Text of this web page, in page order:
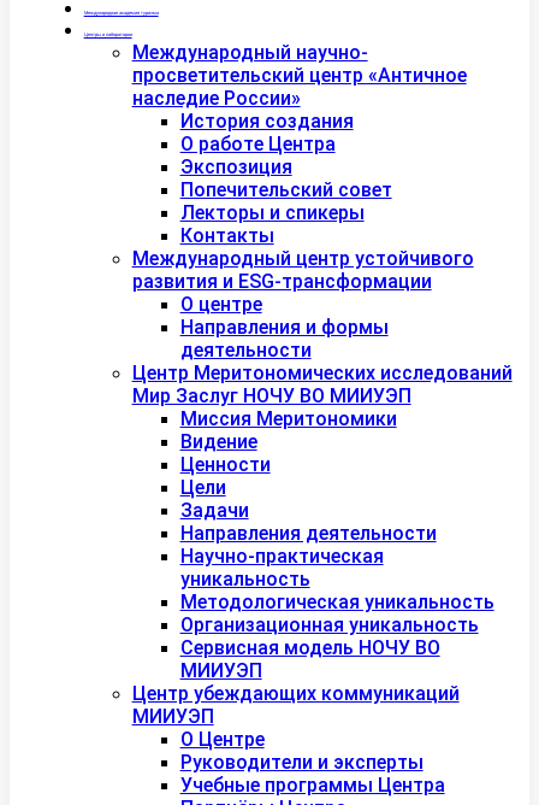
Международная академия туризма
Центры и лаборатории
Международный научно-
просветительский центр «Античное
наследие России»
История создания
О работе Центра
Экспозиция
Попечительский совет
Лекторы и спикеры
Контакты
Международный центр устойчивого
развития и ESG-трансформации
О центре
Направления и формы
деятельности
Центр Меритономических исследований
Мир Заслуг НОЧУ ВО МИИУЭП
Миссия Меритономики
Видение
Ценности
Цели
Задачи
Направления деятельности
Научно-практическая
уникальность
Методологическая уникальность
Организационная уникальность
Сервисная модель НОЧУ ВО
МИИУЭП
Центр убеждающих коммуникаций
МИИУЭП
О Центре
Руководители и эксперты
Учебные программы Центра